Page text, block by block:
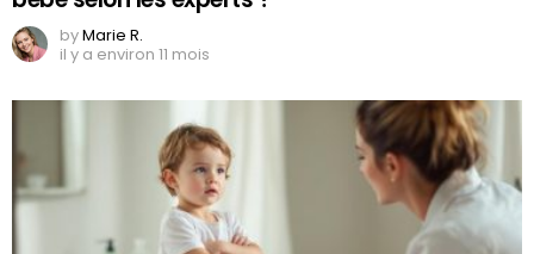
byMarie R.
il y a environ 11 mois